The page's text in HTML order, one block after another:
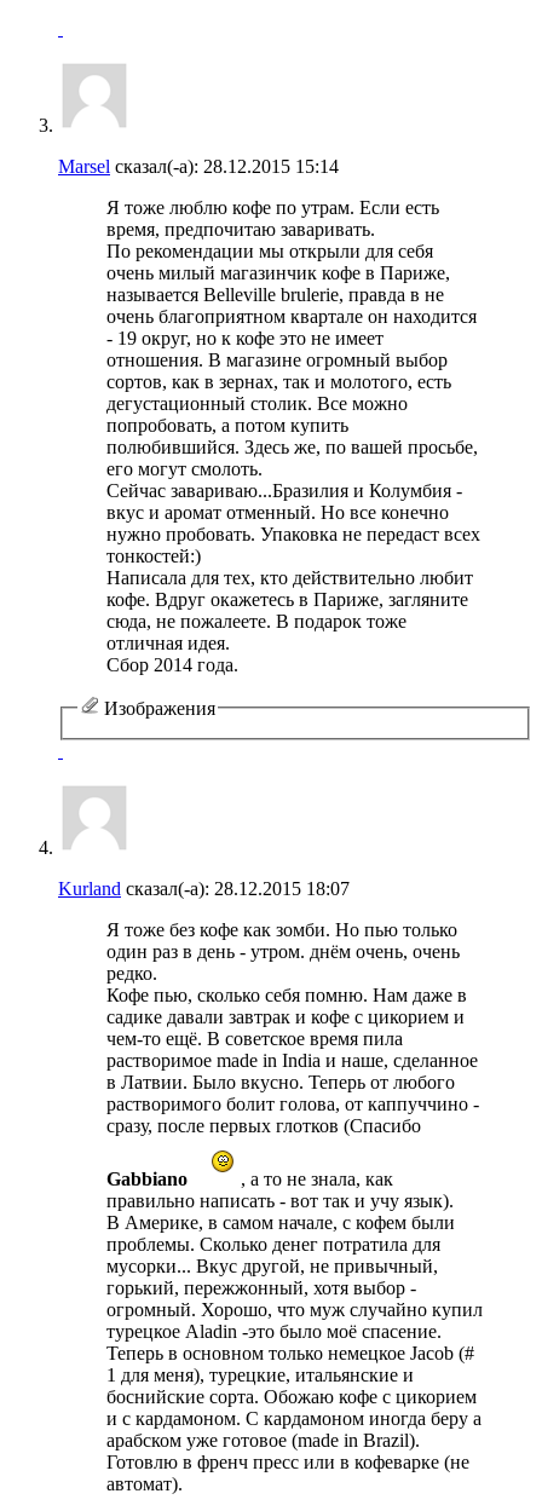
Marsel сказал(-а): 28.12.2015 15:14
Я тоже люблю кофе по утрам. Если есть
время, предпочитаю заваривать.
По рекомендации мы открыли для себя
очень милый магазинчик кофе в Париже,
называется Belleville brulerie, правда в не
очень благоприятном квартале он находится
- 19 округ, но к кофе это не имеет
отношения. В магазине огромный выбор
сортов, как в зернах, так и молотого, есть
дегустационный столик. Все можно
попробовать, а потом купить
полюбившийся. Здесь же, по вашей просьбе,
его могут смолоть.
Сейчас завариваю...Бразилия и Колумбия -
вкус и аромат отменный. Но все конечно
нужно пробовать. Упаковка не передаст всех
тонкостей:)
Написала для тех, кто действительно любит
кофе. Вдруг окажетесь в Париже, загляните
сюда, не пожалеете. В подарок тоже
отличная идея.
Сбор 2014 года.
Изображения
Kurland сказал(-а): 28.12.2015 18:07
Я тоже без кофе как зомби. Но пью только
один раз в день - утром. днём очень, очень
редко.
Кофе пью, сколько себя помню. Нам даже в
садике давали завтрак и кофе с цикорием и
чем-то ещё. В советское время пила
растворимое made in India и наше, сделанное
в Латвии. Было вкусно. Теперь от любого
растворимого болит голова, от каппуччино -
сразу, после первых глотков (Спасибо
Gabbiano
, а то не знала, как
правильно написать - вот так и учу язык).
В Америке, в самом начале, с кофем были
проблемы. Сколько денег потратила для
мусорки... Вкус другой, не привычный,
горький, пережжонный, хотя выбор -
огромный. Хорошо, что муж случайно купил
турецкое Аladin -это было моё спасение.
Теперь в основном только немецкое Jacob (#
1 для меня), турецкие, итальянские и
боснийские сорта. Обожаю кофе с цикорием
и с кардамоном. С кардамоном иногда беру а
арабском уже готовое (made in Brazil).
Готовлю в френч пресс или в кофеварке (не
автомат).